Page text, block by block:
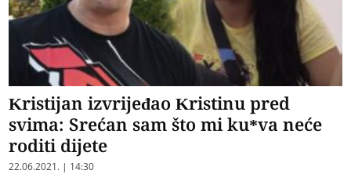
Kristijan izvrijeđao Kristinu pred
svima: Srećan sam što mi ku*va neće
roditi dijete
22.06.2021. | 14:30